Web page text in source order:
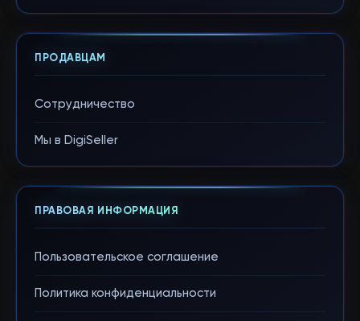
ПРОДАВЦАМ
Сотрудничество
Мы в DigiSeller
ПРАВОВАЯ ИНФОРМАЦИЯ
Пользовательское соглашение
Политика конфиденциальности